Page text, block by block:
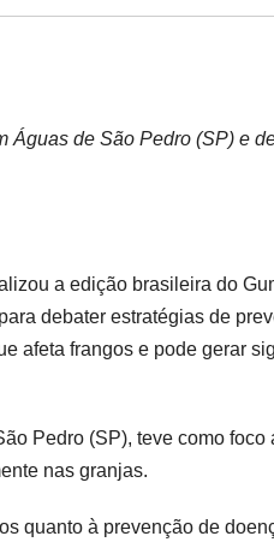
de São Pedro (SP) e
a edição brasileira do
debater estratégias de
afeta frangos e pode gerar
Pedro (SP), teve como foco
nas granjas.
quanto à prevenção de